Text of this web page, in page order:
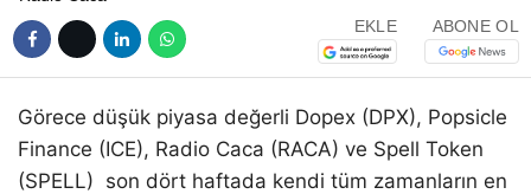
EKLE ABONE OL
Görece düşük piyasa değerli Dopex (DPX), Popsicle
Finance (ICE), Radio Caca (RACA) ve Spell Token
(SPELL) son dört haftada kendi tüm zamanların en